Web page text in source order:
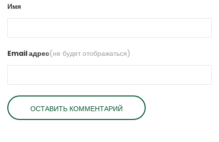
Имя
Email адрес(не будет отображаться)